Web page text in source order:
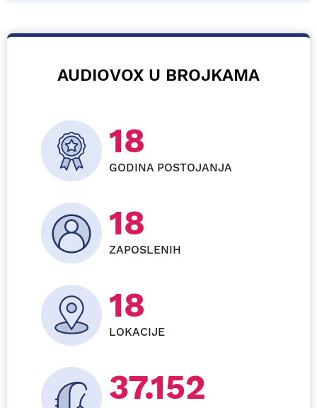
AUDIOVOX U BROJKAMA
26
GODINA POSTOJANJA
27
ZAPOSLENIH
24
LOKACIJE
55.728